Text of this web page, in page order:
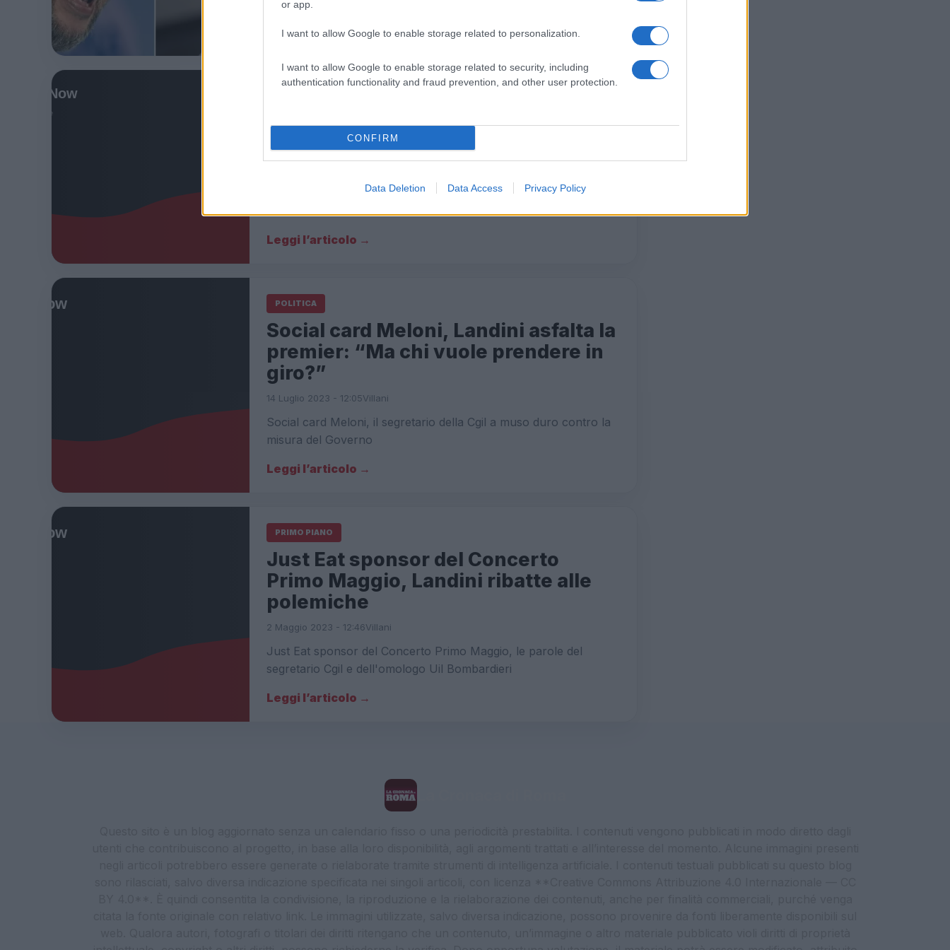
or app.
I want to allow Google to enable storage related to personalization.
I want to allow Google to enable storage related to security, including
authentication functionality and fraud prevention, and other user protection.
CONFIRM
Data Deletion Data Access Privacy Policy
venerdì prossimo 24 ore di astensione…
Leggi l’articolo →
Meloni insultata al corteo Cgil, l’ira
di FdI: “Landini si scusi” (VIDEO)
Meloni insultata al corteo Cgil, pesanti epiteti sessisti a margine
della manifestazione di ieri
Leggi l’articolo →
POLITICA
Social card Meloni, Landini asfalta la
premier: “Ma chi vuole prendere in
giro?”
14 Luglio 2023 - 12:05Villani
Social card Meloni, il segretario della Cgil a muso duro contro la
misura del Governo
Leggi l’articolo →
PRIMO PIANO
Just Eat sponsor del Concerto
Primo Maggio, Landini ribatte alle
polemiche
2 Maggio 2023 - 12:46Villani
Just Eat sponsor del Concerto Primo Maggio, le parole del
segretario Cgil e dell'omologo Uil Bombardieri
Leggi l’articolo →